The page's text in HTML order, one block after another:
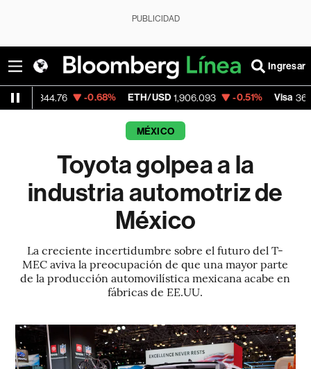
PUBLICIDAD
Ingresar
-0.68% ETH/USD 1,906.093 -0.51% Visa 369.63
MÉXICO
Toyota golpea a la
industria automotriz de
México
La creciente incertidumbre sobre el futuro del T-
MEC aviva la preocupación de que una mayor parte
de la producción automovilística mexicana acabe en
fábricas de EE.UU.